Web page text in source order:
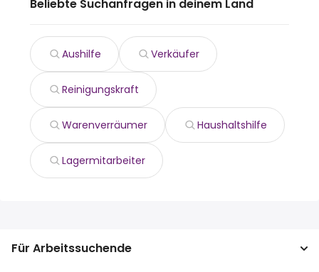
Beliebte Suchanfragen in deinem Land
Aushilfe Verkäufer
Reinigungskraft
Warenverräumer Haushaltshilfe
Lagermitarbeiter
Für Arbeitssuchende